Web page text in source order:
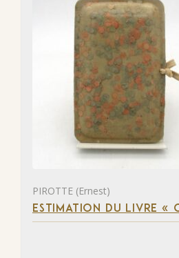
PIROTTE (Ernest)
ESTIMATION DU LIVRE «